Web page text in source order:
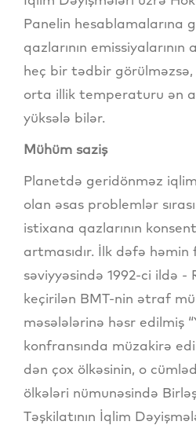
Panelin hesablamalarına
qazlarının emissiyalarının
heç bir tədbir görülməzsə,
orta illik temperaturu ən
yüksələ bilər.
Mühüm saziş
Planetdə geridönməz
olan əsas problemlər
istixana qazlarının
artmasıdır. İlk dəfə
səviyyəsində 1992-ci ildə -
keçirilən BMT-nin ətraf
məsələlərinə həsr edilmiş
konfransında müzakirə
dən çox ölkəsinin, o
ölkələri nümunəsində
Təşkilatının İqlim